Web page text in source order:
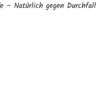
– Natürlich gegen Durchfall